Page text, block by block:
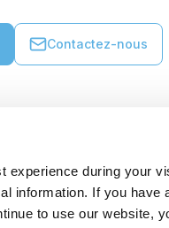
experience during your
information. If you have
to use our website,
Contactez-nous